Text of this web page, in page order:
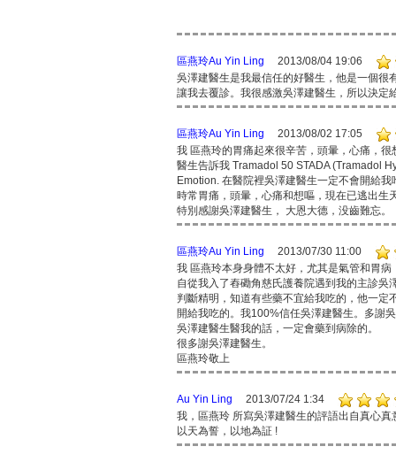
區燕玲Au Yin Ling
2013/08/04 19:06
吳澤建醫生是我最信任的好醫生，他是一個很
讓我去覆診。我很感激吳澤建醫生，所以決定
區燕玲Au Yin Ling
2013/08/02 17:05
我 區燕玲的胃痛起來很辛苦，頭暈，心痛，
醫生告訴我 Tramadol 50 STADA (Tramadol
Emotion. 在醫院裡吳澤建醫生一定不會開給
時常胃痛，頭暈，心痛和想嘔，現在已逃出生
特別感謝吳澤建醫生， 大恩大德，没齒難忘。
區燕玲Au Yin Ling
2013/07/30 11:00
我 區燕玲本身身體不太好，尤其是氣管和胃
自從我入了舂磡角慈氏護養院遇到我的主診
判斷精明，知道有些藥不宜給我吃的，他一
開給我吃的。我100%信任吳澤建醫生。多謝
吳澤建醫生醫我的話，一定會藥到病除的。
很多謝吳澤建醫生。
區燕玲敬上
Au Yin Ling
2013/07/24 1:34
我，區燕玲 所寫吳澤建醫生的評語出自真心
以天為誓，以地為証 !